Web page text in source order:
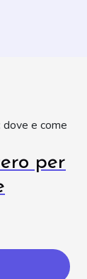
e come
per